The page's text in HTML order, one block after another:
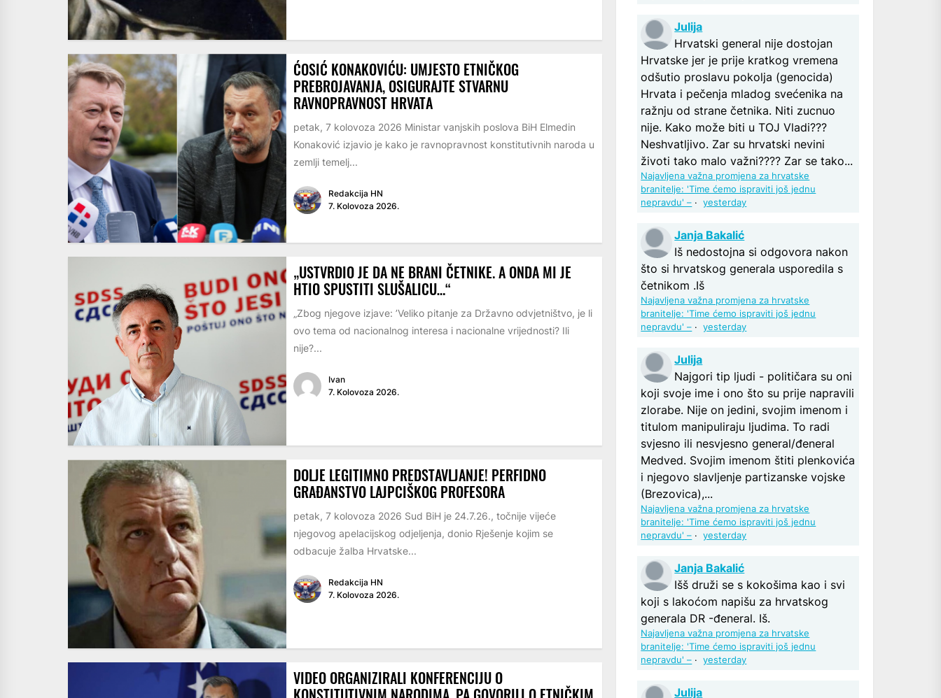
ĆOSIĆ KONAKOVIĆU: UMJESTO ETNIČKOG
PREBROJAVANJA, OSIGURAJTE STVARNU
RAVNOPRAVNOST HRVATA
petak, 7 kolovoza 2026 Ministar vanjskih poslova BiH Elmedin
Konaković izjavio je kako je ravnopravnost konstitutivnih naroda u
zemlji temelj...
Redakcija HN
7. Kolovoza 2026.
„USTVRDIO JE DA NE BRANI ČETNIKE. A ONDA MI JE
HTIO SPUSTITI SLUŠALICU…“
„Zbog njegove izjave: ’Veliko pitanje za Državno odvjetništvo, je li
ovo tema od nacionalnog interesa i nacionalne vrijednosti? Ili
nije?...
Ivan
7. Kolovoza 2026.
DOLJE LEGITIMNO PREDSTAVLJANJE! PERFIDNO
GRAĐANSTVO LAJPCIŠKOG PROFESORA
petak, 7 kolovoza 2026 Sud BiH je 24.7.26., točnije vijeće
njegovog apelacijskog odjeljenja, donio Rješenje kojim se
odbacuje žalba Hrvatske...
Redakcija HN
7. Kolovoza 2026.
VIDEO ORGANIZIRALI KONFERENCIJU O
Julija
Hrvatski general nije dostojan
Hrvatske jer je prije kratkog vremena
odšutio proslavu pokolja (genocida)
Hrvata i pečenja mladog svećenika na
ražnju od strane četnika. Niti zucnuo
nije. Kako može biti u TOJ Vladi???
Neshvatljivo. Zar su hrvatski nevini
životi tako malo važni???? Zar se tako...
Najavljena važna promjena za hrvatske
branitelje: 'Time ćemo ispraviti još jednu
nepravdu' – ·yesterday
Janja Bakalić
Iš nedostojna si odgovora nakon
što si hrvatskog generala usporedila s
četnikom .Iš
Najavljena važna promjena za hrvatske
branitelje: 'Time ćemo ispraviti još jednu
nepravdu' – ·yesterday
Julija
Najgori tip ljudi - političara su oni
koji svoje ime i ono što su prije napravili
zlorabe. Nije on jedini, svojim imenom i
titulom manipuliraju ljudima. To radi
svjesno ili nesvjesno general/đeneral
Medved. Svojim imenom štiti plenkovića
i njegovo slavljenje partizanske vojske
(Brezovica),...
Najavljena važna promjena za hrvatske
branitelje: 'Time ćemo ispraviti još jednu
nepravdu' – ·yesterday
Janja Bakalić
Išš druži se s kokošima kao i svi
koji s lakoćom napišu za hrvatskog
generala DR -đeneral. Iš.
Najavljena važna promjena za hrvatske
branitelje: 'Time ćemo ispraviti još jednu
nepravdu' – ·yesterday
Julija